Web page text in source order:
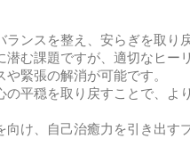
ンスを整え、安らぎを取り
潜む課題ですが、適切なヒー
緊張の解消が可能です。
の平穏を取り戻すことで、よ
向け、自己治癒力を引き出す